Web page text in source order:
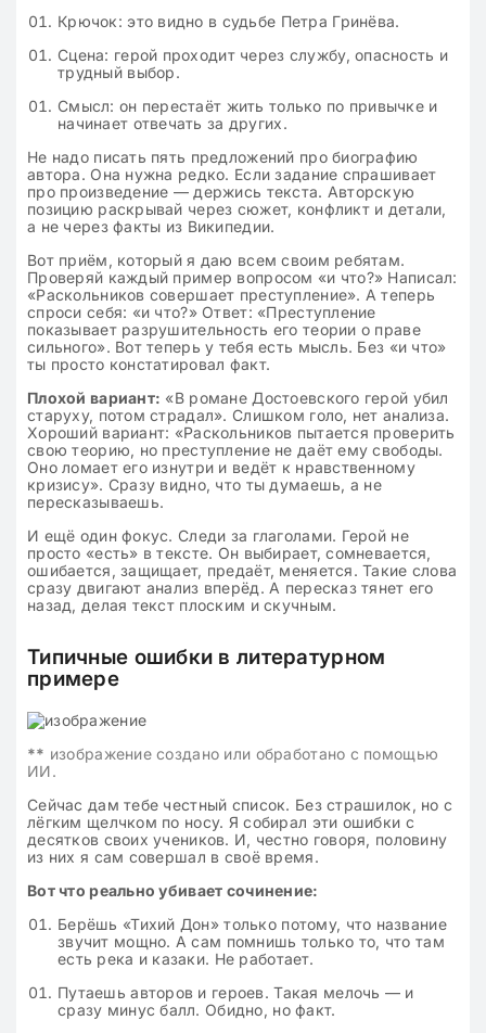
Крючок: это видно в судьбе Петра Гринёва.
Сцена: герой проходит через службу, опасность и
трудный выбор.
Смысл: он перестаёт жить только по привычке и
начинает отвечать за других.
Не надо писать пять предложений про биографию
автора. Она нужна редко. Если задание спрашивает
про произведение — держись текста. Авторскую
позицию раскрывай через сюжет, конфликт и детали,
а не через факты из Википедии.
Вот приём, который я даю всем своим ребятам.
Проверяй каждый пример вопросом «и что?» Написал:
«Раскольников совершает преступление». А теперь
спроси себя: «и что?» Ответ: «Преступление
показывает разрушительность его теории о праве
сильного». Вот теперь у тебя есть мысль. Без «и что»
ты просто констатировал факт.
Плохой вариант: «В романе Достоевского герой убил
старуху, потом страдал». Слишком голо, нет анализа.
Хороший вариант: «Раскольников пытается проверить
свою теорию, но преступление не даёт ему свободы.
Оно ломает его изнутри и ведёт к нравственному
кризису». Сразу видно, что ты думаешь, а не
пересказываешь.
И ещё один фокус. Следи за глаголами. Герой не
просто «есть» в тексте. Он выбирает, сомневается,
ошибается, защищает, предаёт, меняется. Такие слова
сразу двигают анализ вперёд. А пересказ тянет его
назад, делая текст плоским и скучным.
Типичные ошибки в литературном
примере
** изображение создано или обработано с помощью
ИИ.
Сейчас дам тебе честный список. Без страшилок, но с
лёгким щелчком по носу. Я собирал эти ошибки с
десятков своих учеников. И, честно говоря, половину
из них я сам совершал в своё время.
Вот что реально убивает сочинение:
Берёшь «Тихий Дон» только потому, что название
звучит мощно. А сам помнишь только то, что там
есть река и казаки. Не работает.
Путаешь авторов и героев. Такая мелочь — и
сразу минус балл. Обидно, но факт.